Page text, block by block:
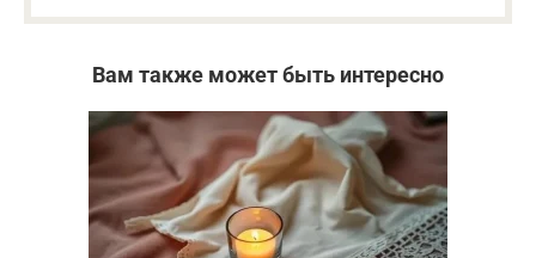
Вам также может быть интересно